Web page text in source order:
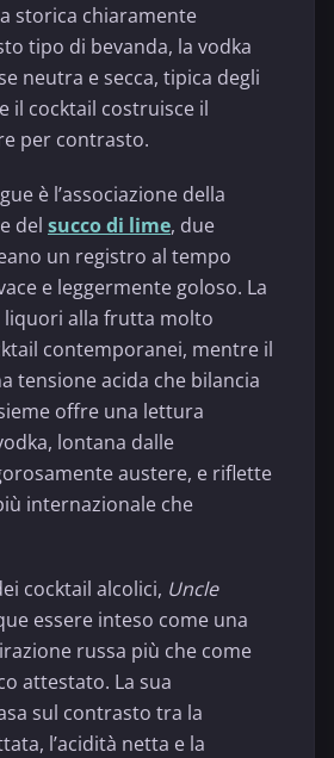
storica chiaramente
tipo di bevanda, la vodka
neutra e secca, tipica degli
il cocktail costruisce il
per contrasto.
è l’associazione della
e del succo di lime, due
un registro al tempo
e leggermente goloso. La
liquori alla frutta molto
contemporanei, mentre il
tensione acida che bilancia
offre una lettura
lontana dalle
austere, e riflette
internazionale che
cocktail alcolici, Uncle
essere inteso come una
russa più che come
attestato. La sua
sul contrasto tra la
l’acidità netta e la